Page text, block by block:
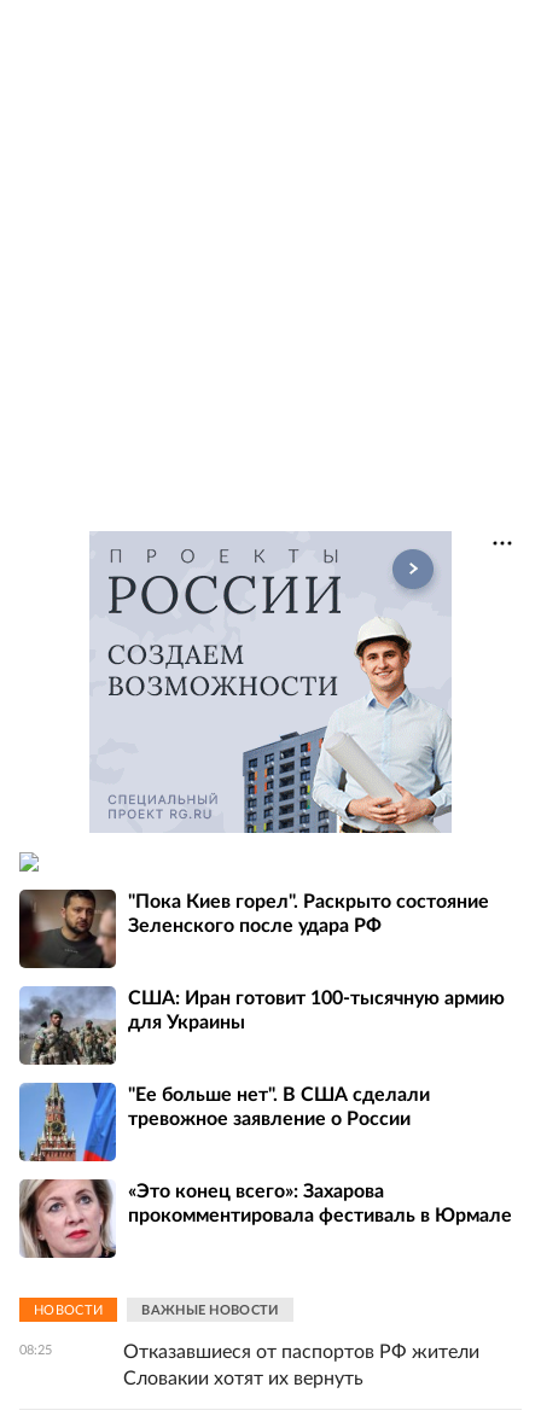
"Пока Киев горел". Раскрыто состояние
Зеленского после удара РФ
США: Иран готовит 100-тысячную армию
для Украины
"Ее больше нет". В США сделали
тревожное заявление о России
«Это конец всего»: Захарова
прокомментировала фестиваль в Юрмале
НОВОСТИ ВАЖНЫЕ НОВОСТИ
08:25
Отказавшиеся от паспортов РФ жители
Словакии хотят их вернуть